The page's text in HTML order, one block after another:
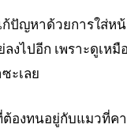
ก้ปัญหาด้วยการใส่
งไปอีก เพราะดูเหมื
ะเลย
ต้องทนอยู่กับแมวที่ค